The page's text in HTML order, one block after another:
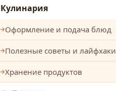
Кулинария
Оформление и подача блюд
Полезные советы и лайфхаки
Хранение продуктов